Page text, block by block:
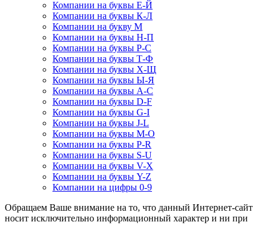
Компании на буквы Е-Й
Компании на буквы К-Л
Компании на букву М
Компании на буквы Н-П
Компании на буквы Р-С
Компании на буквы Т-Ф
Компании на буквы Х-Щ
Компании на буквы Ы-Я
Компании на буквы A-C
Компании на буквы D-F
Компании на буквы G-I
Компании на буквы J-L
Компании на буквы M-O
Компании на буквы P-R
Компании на буквы S-U
Компании на буквы V-X
Компании на буквы Y-Z
Компании на цифры 0-9
Обращаем Ваше внимание на то, что данный Интернет-сайт
носит исключительно информационный характер и ни при